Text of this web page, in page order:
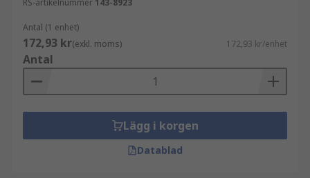
RS-artikelnummer 143-8923
Antal (1 enhet)
172,93 kr(exkl. moms) 172,93 kr/enhet
Antal
Lägg i korgen
Datablad